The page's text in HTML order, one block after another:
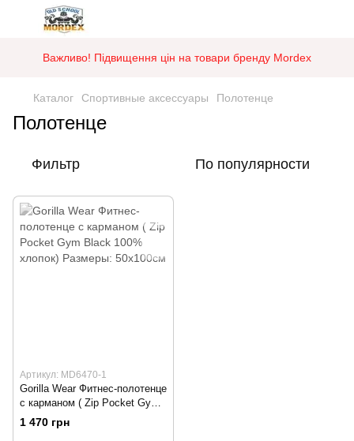
Важливо! Підвищення цін на товари бренду Mordex
Каталог Спортивные аксессуары Полотенце
Полотенце
Фильтр По популярности
Артикул: MD6470-1
Gorilla Wear Фитнес-полотенце
с карманом ( Zip Pocket Gym
Black 100% хлопок) Размеры:
50x100см
1 470 грн